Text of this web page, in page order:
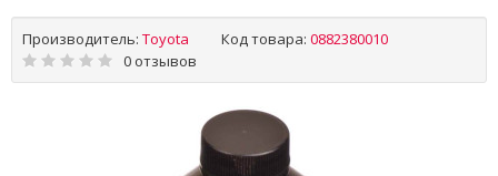
Производитель: Toyota Код товара: 0882380010
0 отзывов